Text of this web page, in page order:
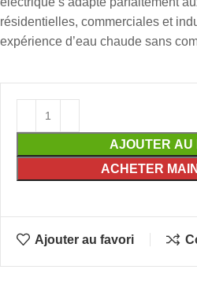
résidentielles, commerciales et
expérience d’eau chaude sans
AJOUTER AU
ACHETER
Ajouter au favori